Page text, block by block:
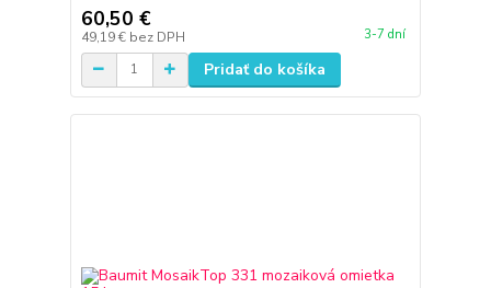
60,50 €
49,19 € bez DPH 3-7 dní
Pridať do košíka